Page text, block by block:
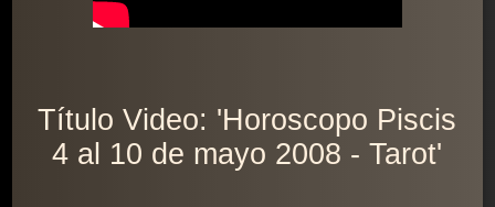
Título Video: 'Horoscopo Piscis
4 al 10 de mayo 2008 - Tarot'